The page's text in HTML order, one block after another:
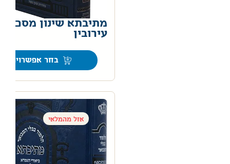
מתיבתא שינון מסכת
עירובין
בחר אפשרויות
אזל מהמלאי